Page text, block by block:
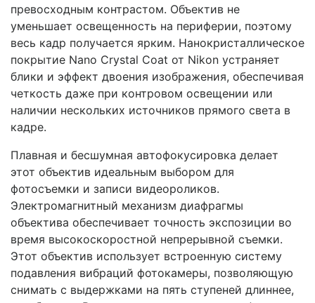
превосходным контрастом. Объектив не
уменьшает освещенность на периферии, поэтому
весь кадр получается ярким. Нанокристаллическое
покрытие Nano Crystal Coat от Nikon устраняет
блики и эффект двоения изображения, обеспечивая
четкость даже при контровом освещении или
наличии нескольких источников прямого света в
кадре.
Плавная и бесшумная автофокусировка делает
этот объектив идеальным выбором для
фотосъемки и записи видеороликов.
Электромагнитный механизм диафрагмы
объектива обеспечивает точность экспозиции во
время высокоскоростной непрерывной съемки.
Этот объектив использует встроенную систему
подавления вибраций фотокамеры, позволяющую
снимать с выдержками на пять ступеней длиннее,